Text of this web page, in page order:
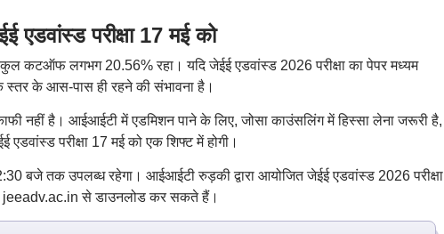
परीक्षा 17 मई को
कटऑफ लगभग 20.56% रहा। यदि जेईई एडवांस्ड 2026 परीक्षा का पेपर मध्यम
के आस-पास ही रहने की संभावना है।
नहीं है। आईआईटी में एडमिशन पाने के लिए, जोसा काउंसलिंग में हिस्सा लेना जरूरी है,
परीक्षा 17 मई को एक शिफ्ट में होगी।
बजे तक उपलब्ध रहेगा। आईआईटी रुड़की द्वारा आयोजित जेईई एडवांस्ड 2026 परीक्षा
jeeadv.ac.in से डाउनलोड कर सकते हैं।